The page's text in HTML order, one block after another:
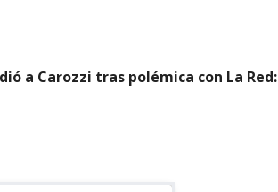
a Carozzi tras polémica con La Red: